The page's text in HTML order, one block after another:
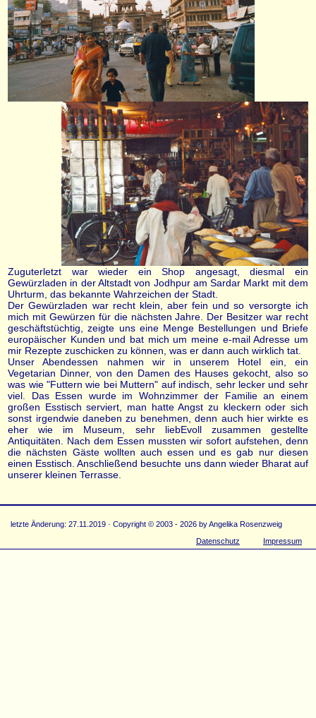
Zuguterletzt war wieder ein Shop angesagt, diesmal ein
Gewürzladen in der Altstadt von Jodhpur am Sardar Markt mit dem
Uhrturm, das bekannte Wahrzeichen der Stadt.
Der Gewürzladen war recht klein, aber fein und so versorgte ich
mich mit Gewürzen für die nächsten Jahre. Der Besitzer war recht
geschäftstüchtig, zeigte uns eine Menge Bestellungen und Briefe
europäischer Kunden und bat mich um meine e-mail Adresse um
mir Rezepte zuschicken zu können, was er dann auch wirklich tat.
Unser Abendessen nahmen wir in unserem Hotel ein, ein
Vegetarian Dinner, von den Damen des Hauses gekocht, also so
was wie "Futtern wie bei Muttern" auf indisch, sehr lecker und sehr
viel. Das Essen wurde im Wohnzimmer der Familie an einem
großen Esstisch serviert, man hatte Angst zu kleckern oder sich
sonst irgendwie daneben zu benehmen, denn auch hier wirkte es
eher wie im Museum, sehr liebEvoll zusammen gestellte
Antiquitäten. Nach dem Essen mussten wir sofort aufstehen, denn
die nächsten Gäste wollten auch essen und es gab nur diesen
einen Esstisch. Anschließend besuchte uns dann wieder Bharat auf
unserer kleinen Terrasse.
letzte Änderung: 27.11.2019 · Copyright © 2003 - 2026 by Angelika Rosenzweig
Datenschutz
Impressum